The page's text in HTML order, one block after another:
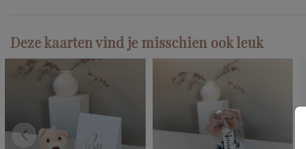
Deze kaarten vind je misschien ook leuk